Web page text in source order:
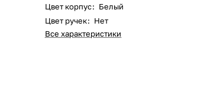
Цвет корпус: Белый
Цвет ручек: Нет
Все характеристики